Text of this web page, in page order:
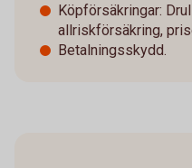
Köpförsäkringar:
allriskförsäkring,
Betalningsskydd.